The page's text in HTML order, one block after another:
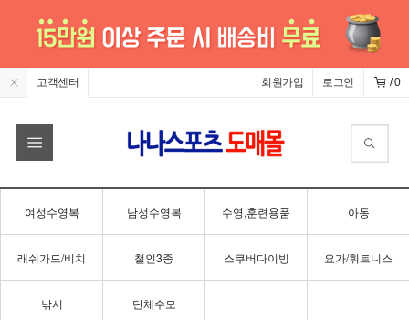
고객센터 /0
로그인
회원가입
여성수영복 남성수영복 수영,훈련용품 아동
래쉬가드/비치 철인3종 스쿠버다이빙 요가/휘트니스
낚시 단체수모